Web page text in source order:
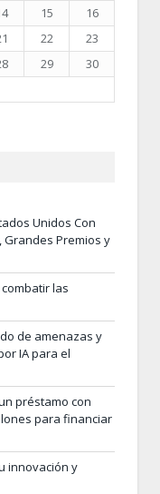
15
16
22
23
29
30
Unidos Con
Grandes Premios y
las
de amenazas y
IA para el
préstamo con
para financiar
innovación y